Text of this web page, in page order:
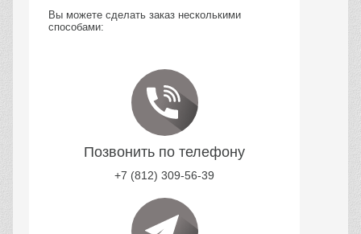
Вы можете сделать заказ несколькими
способами:
Позвонить по телефону
+7 (812) 309-56-39